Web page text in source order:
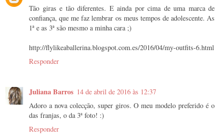
Tão giras e tão diferentes. E ainda por cima de uma marca de
confiança, que me faz lembrar os meus tempos de adolescente. As
1ª e as 3ª são mesmo a minha cara ;)
http://flylikeaballerina.blogspot.com.es/2016/04/my-outfits-6.html
Responder
Juliana Barros 14 de abril de 2016 às 12:37
Adoro a nova colecção, super giros. O meu modelo preferido é o
das franjas, o da 3ª foto! :)
Responder